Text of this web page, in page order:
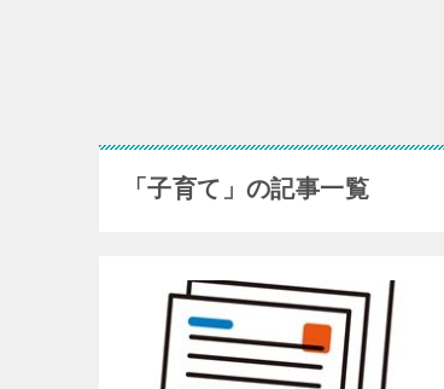
「子育て」の記事一覧